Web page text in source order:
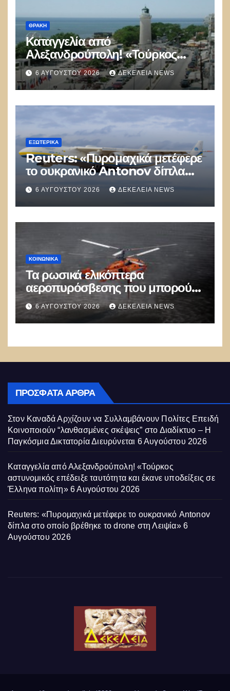
ΘΡΆΚΗ
Καταγγελία από
Αλεξανδρούπολη! «Τούρκος
αστυνομικός επέδειξε ταυτότητα
και έκανε υποδείξεις σε Έλληνα
πολίτη»
6 ΑΥΓΟΎΣΤΟΥ 2026 ΔΕΚΈΛΕΙΑ NEWS
ΕΞΩΤΕΡΙΚΑ
Reuters: «Πυρομαχικά μετέφερε
το ουκρανικό Antonov δίπλα
στο οποίο βρέθηκε το drone στη
Λειψία»
6 ΑΥΓΟΎΣΤΟΥ 2026 ΔΕΚΈΛΕΙΑ NEWS
ΚΟΙΝΩΝΙΚΑ
Τα ρωσικά ελικόπτερα
αεροπυρόσβεσης που μπορούν
να ρίχνουν 5 τόνους νερού με 8
μποφόρ
6 ΑΥΓΟΎΣΤΟΥ 2026 ΔΕΚΈΛΕΙΑ NEWS
ΠΡΌΣΦΑΤΑ ΆΡΘΡΑ
Στον Καναδά Αρχίζουν να Συλλαμβάνουν Πολίτες Επειδή
Κοινοποιούν “λανθασμένες σκέψεις” στο Διαδίκτυο – Η
Παγκόσμια Δικτατορία Διευρύνεται 6 Αυγούστου 2026
Καταγγελία από Αλεξανδρούπολη! «Τούρκος
αστυνομικός επέδειξε ταυτότητα και έκανε υποδείξεις σε
Έλληνα πολίτη» 6 Αυγούστου 2026
Reuters: «Πυρομαχικά μετέφερε το ουκρανικό Antonov
δίπλα στο οποίο βρέθηκε το drone στη Λειψία» 6
Αυγούστου 2026